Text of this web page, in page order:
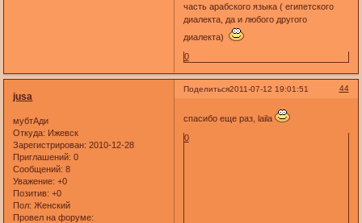
часть арабского языка ( египетского
диалекта, да и любого другого
диалекта)
0
Поделиться 44
2011-07-12 19:01:51
jusa
мубтАди
Откуда: Ижевск
Зарегистрирован: 2010-12-28
Приглашений: 0
Сообщений: 8
Уважение: +0
Позитив: +0
Пол: Женский
Провел на форуме:
спасибо еще раз, laila
0